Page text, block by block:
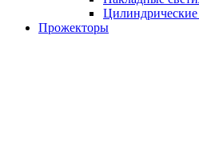
Цилиндрические
Прожекторы